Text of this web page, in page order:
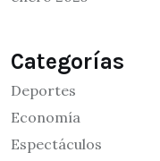
Categorías
Deportes
Economía
Espectáculos